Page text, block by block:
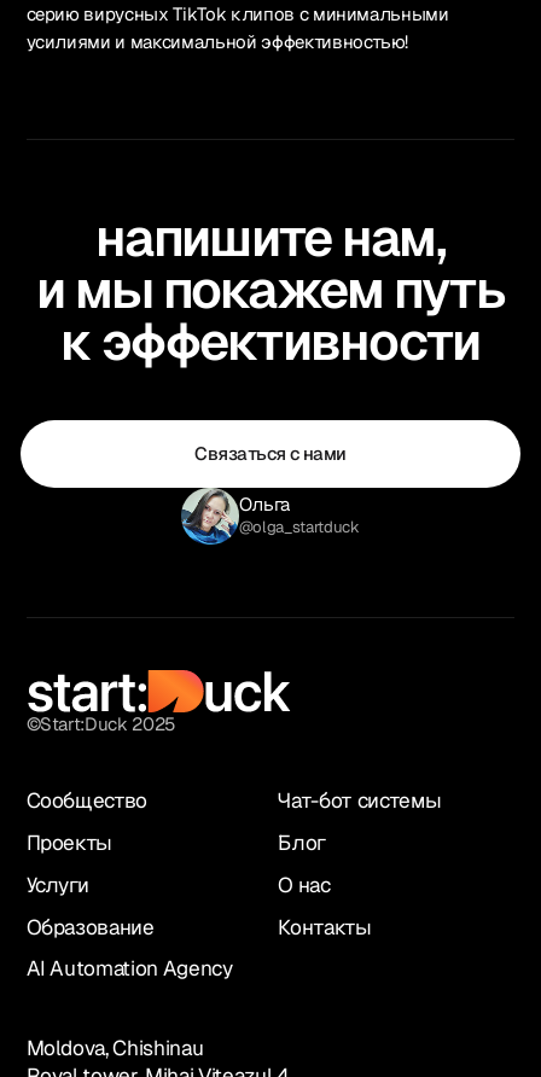
серию вирусных TikTok клипов с минимальными
усилиями и максимальной эффективностью!
напишите нам,
и мы покажем путь
к эффективности
Связаться с нами
Ольга
@olga_startduck
©Start:Duck 2025
Сообщество
Проекты
Услуги
Образование
AI Automation Agency
Чат-бот системы
Блог
О нас
Контакты
Moldova, Chishinau